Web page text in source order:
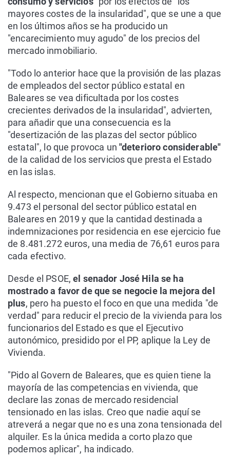
mayores costes de la insularidad", que se une a que
en los últimos años se ha producido un
"encarecimiento muy agudo" de los precios del
mercado inmobiliario.
"Todo lo anterior hace que la provisión de las plazas
de empleados del sector público estatal en
Baleares se vea dificultada por los costes
crecientes derivados de la insularidad", advierten,
para añadir que una consecuencia es la
"desertización de las plazas del sector público
estatal", lo que provoca un "deterioro considerable"
de la calidad de los servicios que presta el Estado
en las islas.
Al respecto, mencionan que el Gobierno situaba en
9.473 el personal del sector público estatal en
Baleares en 2019 y que la cantidad destinada a
indemnizaciones por residencia en ese ejercicio fue
de 8.481.272 euros, una media de 76,61 euros para
cada efectivo.
Desde el PSOE,el senador José Hila se ha
mostrado a favor de que se negocie la mejora del
plus, pero ha puesto el foco en que una medida "de
verdad" para reducir el precio de la vivienda para los
funcionarios del Estado es que el Ejecutivo
autonómico, presidido por el PP, aplique la Ley de
Vivienda.
"Pido al Govern de Baleares, que es quien tiene la
mayoría de las competencias en vivienda, que
declare las zonas de mercado residencial
tensionado en las islas. Creo que nadie aquí se
atreverá a negar que no es una zona tensionada del
alquiler. Es la única medida a corto plazo que
podemos aplicar", ha indicado.